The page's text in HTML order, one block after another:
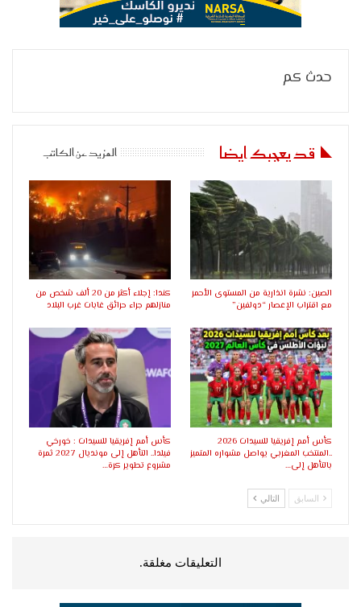
حدث كم
قد يعجبك ايضا المزيد عن الكاتب
الصين: نشرة انذارية من المستوى الأحمر
مع اقتراب الإعصار “دولفين”
كندا: إجلاء أكثر من 20 ألف شخص من
منازلهم جراء حرائق غابات غرب البلاد
كأس أمم إفريقيا للسيدات 2026
..المنتخب المغربي يواصل مشواره المتميز
بالتأهل إلى…
كأس أمم إفريقيا للسيدات : خورخي
فيلدا.. التأهل إلى مونديال 2027 ثمرة
مشروع تطوير كرة…
السابق التالي
التعليقات مغلقة.